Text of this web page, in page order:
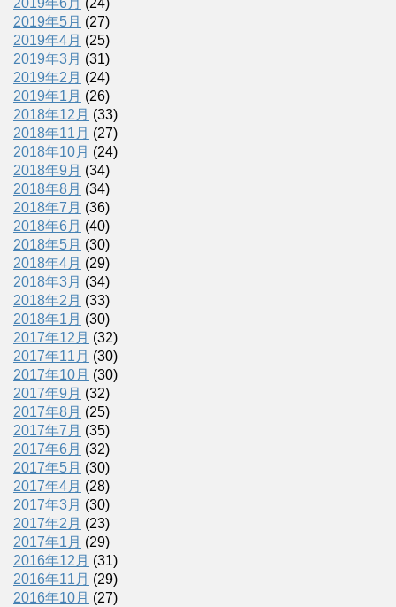
2019年5月 (27)
2019年4月 (25)
2019年3月 (31)
2019年2月 (24)
2019年1月 (26)
2018年12月 (33)
2018年11月 (27)
2018年10月 (24)
2018年9月 (34)
2018年8月 (34)
2018年7月 (36)
2018年6月 (40)
2018年5月 (30)
2018年4月 (29)
2018年3月 (34)
2018年2月 (33)
2018年1月 (30)
2017年12月 (32)
2017年11月 (30)
2017年10月 (30)
2017年9月 (32)
2017年8月 (25)
2017年7月 (35)
2017年6月 (32)
2017年5月 (30)
2017年4月 (28)
2017年3月 (30)
2017年2月 (23)
2017年1月 (29)
2016年12月 (31)
2016年11月 (29)
2016年10月 (27)